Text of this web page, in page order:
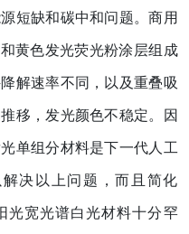
短缺和碳中和问题。商用
黄色发光荧光粉涂层组成
解速率不同，以及重叠吸
移，发光颜色不稳定。因
单组分材料是下一代人工
决以上问题，而且简化
光宽光谱白光材料十分罕